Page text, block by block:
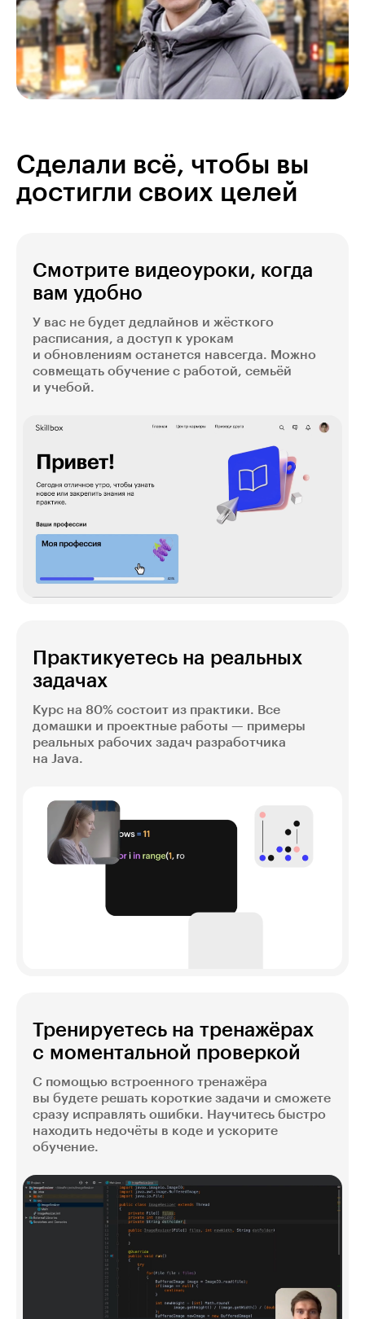
Сделали всё, чтобы вы
достигли своих целей
Смотрите видеоуроки, когда
вам удобно
У вас не будет дедлайнов и жёсткого
расписания, а доступ к урокам
и обновлениям останется навсегда. Можно
совмещать обучение с работой, семьёй
и учебой.
Практикуетесь на реальных
задачах
Курс на 80% состоит из практики. Все
домашки и проектные работы — примеры
реальных рабочих задач разработчика
на Java.
Тренируетесь на тренажёрах
с моментальной проверкой
С помощью встроенного тренажёра
вы будете решать короткие задачи и сможете
сразу исправлять ошибки. Научитесь быстро
находить недочёты в коде и ускорите
обучение.